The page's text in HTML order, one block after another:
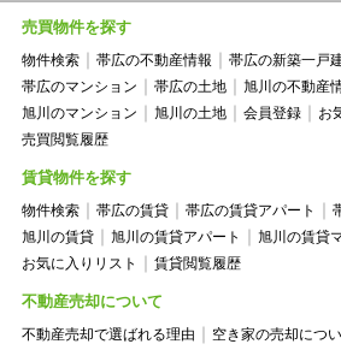
売買物件を探す
物件検索 帯広の不動産情報 帯広の新築一戸
帯広のマンション
帯広の土地 旭川の不動産
旭川のマンション
旭川の土地 会員登録
お
売買閲覧履歴
賃貸物件を探す
物件検索 帯広の賃貸 帯広の賃貸アパート
旭川の賃貸
旭川の賃貸アパート
旭川の賃貸
お気に入りリスト
賃貸閲覧履歴
不動産売却について
不動産売却で選ばれる理由
空き家の売却につ